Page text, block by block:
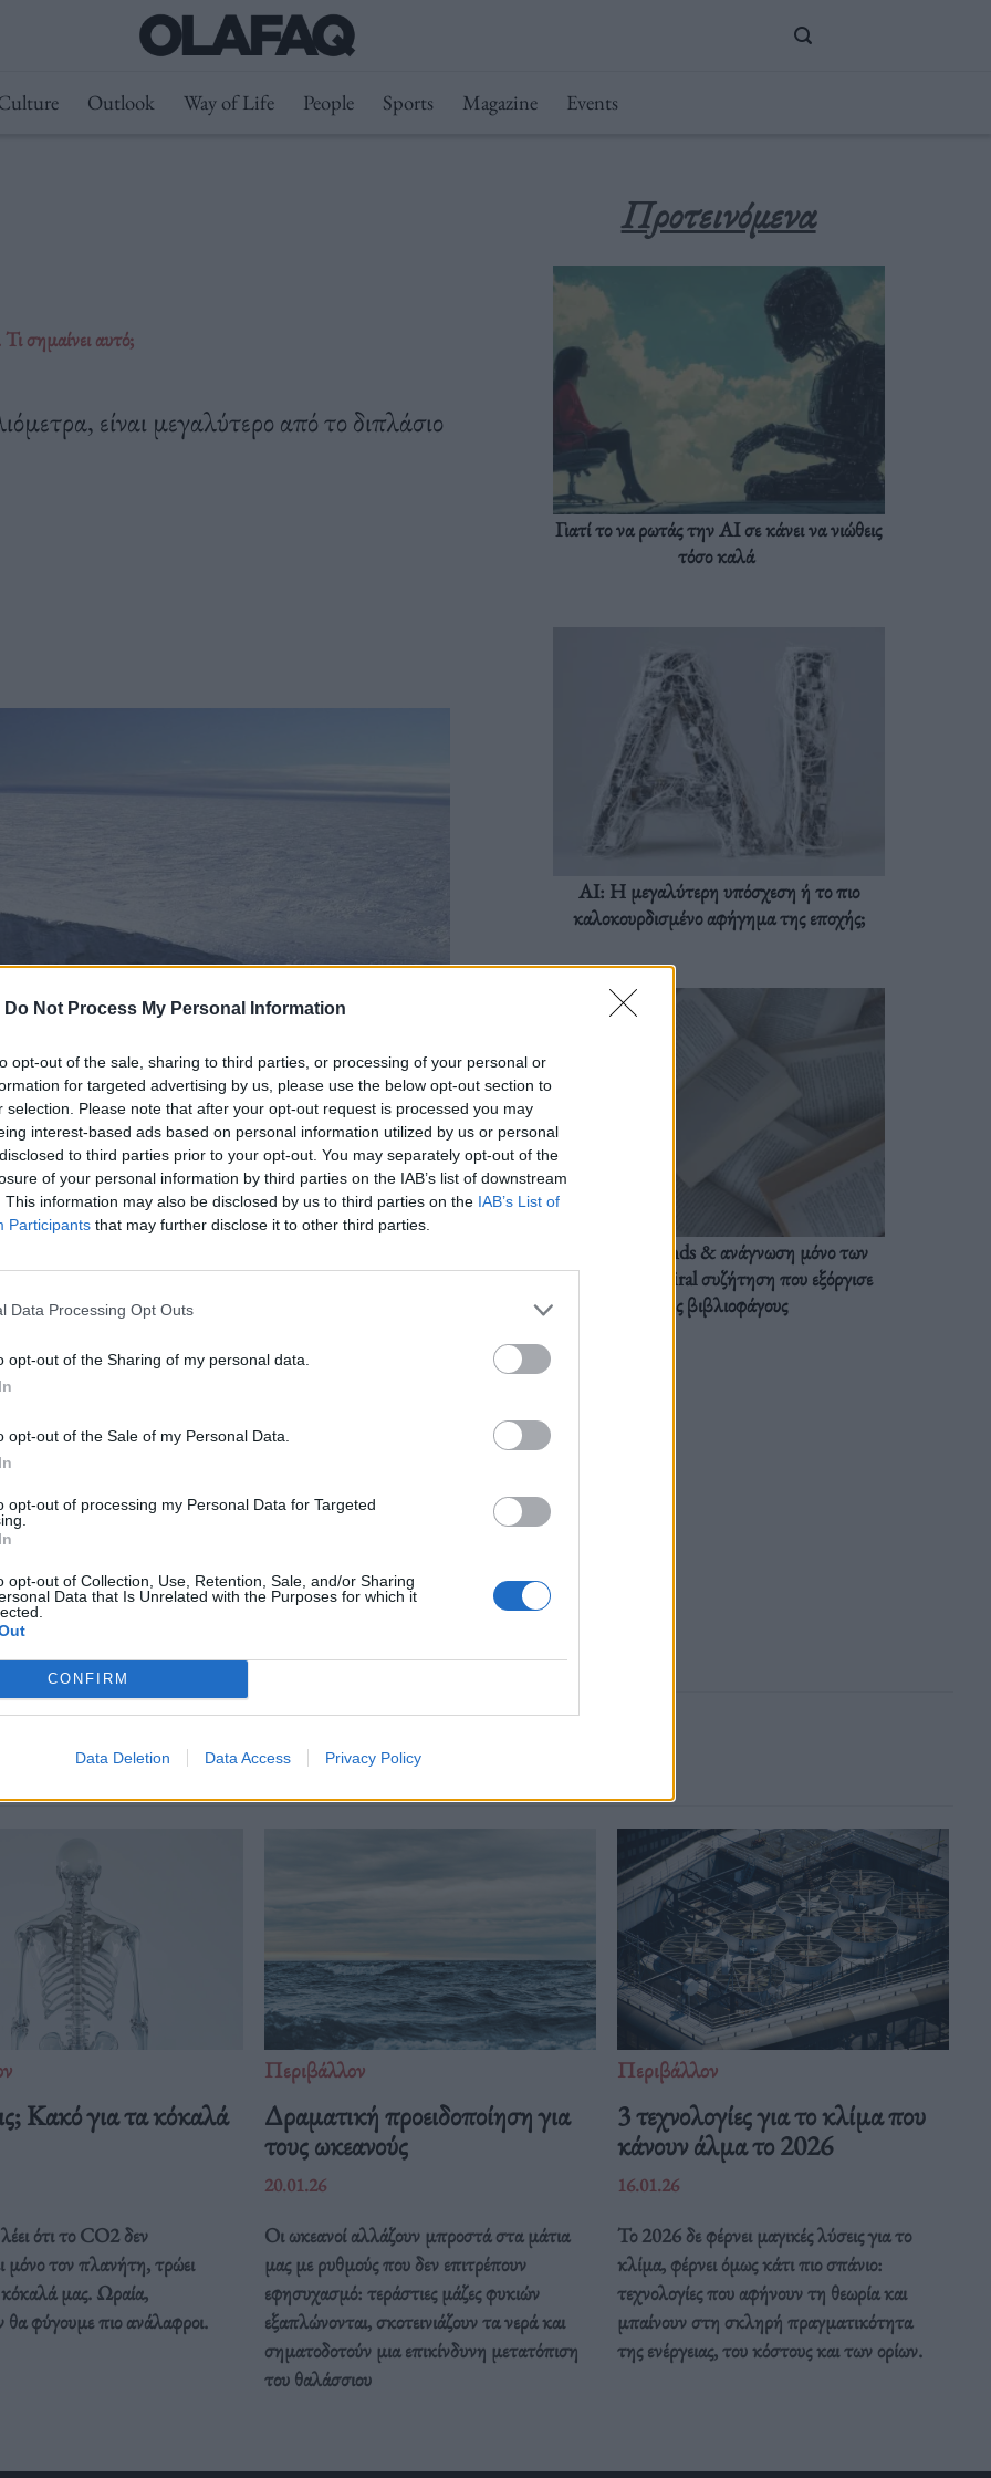
Do Not Process My Personal Information
opt-out of the sale, sharing to third parties, or processing of your personal or
for targeted advertising by us, please use the below opt-out section to
selection. Please note that after your opt-out request is processed you may
interest-based ads based on personal information utilized by us or personal
to third parties prior to your opt-out. You may separately opt-out of the
of your personal information by third parties on the IAB’s list of downstream
This information may also be disclosed by us to third parties on the IAB’s List of
Participants that may further disclose it to other third parties.
Data Processing Opt Outs
opt-out of the Sharing of my personal data.
opt-out of the Sale of my Personal Data.
opt-out of processing my Personal Data for Targeted
opt-out of Collection, Use, Retention, Sale, and/or Sharing
Data that Is Unrelated with the Purposes for which it
CONFIRM
Data Deletion Data Access Privacy Policy
Outlook Way of Life People Sports Magazine Events
σημαίνει αυτό;
είναι μεγαλύτερο από το διπλάσιο
είναι μεγαλύτερο από το
Προτεινόμενα
Γιατί το να ρωτάς την AI σε κάνει να νιώθεις
τόσο καλά
AI: Η μεγαλύτερη υπόσχεση ή το πιο
καλοκουρδισμένο αφήγημα της εποχής;
BookTok trends & ανάγνωση μόνο των
διαλόγων: Η viral συζήτηση που εξόργισε
τους βιβλιοφάγους
Δείτε επίσης
Κακό για τα κόκαλά
ότι το CO2 δεν
μόνο τον πλανήτη, τρώει
μας. Ωραία,
θα φύγουμε πιο ανάλαφροι.
Περιβάλλον
Δραματική προειδοποίηση για
τους ωκεανούς
20.01.26
Οι ωκεανοί αλλάζουν μπροστά στα μάτια
μας με ρυθμούς που δεν επιτρέπουν
εφησυχασμό: τεράστιες μάζες φυκιών
εξαπλώνονται, σκοτεινιάζουν τα νερά και
σηματοδοτούν μια επικίνδυνη μετατόπιση
του θαλάσσιου
Περιβάλλον
3 τεχνολογίες για το κλίμα που
κάνουν άλμα το 2026
16.01.26
Το 2026 δε φέρνει μαγικές λύσεις για το
κλίμα, φέρνει όμως κάτι πιο σπάνιο:
τεχνολογίες που αφήνουν τη θεωρία και
μπαίνουν στη σκληρή πραγματικότητα
της ενέργειας, του κόστους και των ορίων.